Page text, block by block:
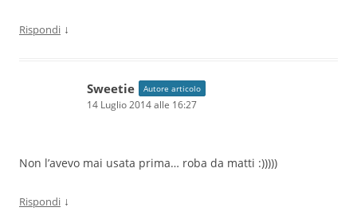
Rispondi ↓
Sweetie Autore articolo
14 Luglio 2014 alle 16:27
Non l’avevo mai usata prima… roba da matti :)))))
Rispondi ↓